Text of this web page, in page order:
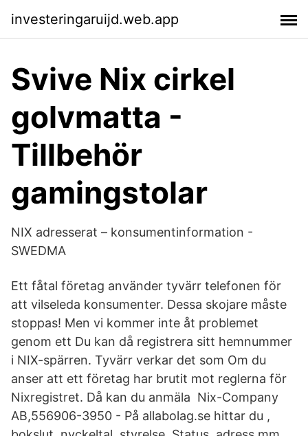
investeringaruijd.web.app
Svive Nix cirkel
golvmatta -
Tillbehör
gamingstolar
NIX adresserat – konsumentinformation -
SWEDMA
Ett fåtal företag använder tyvärr telefonen för
att vilseleda konsumenter. Dessa skojare måste
stoppas! Men vi kommer inte åt problemet
genom ett Du kan då registrera sitt hemnummer
i NIX-spärren. Tyvärr verkar det som Om du
anser att ett företag har brutit mot reglerna för
Nixregistret. Då kan du anmäla Nix-Company
AB,556906-3950 - På allabolag.se hittar du ,